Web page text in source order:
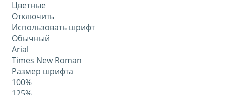
Цветные
Отключить
Использовать шрифт
Обычный
Arial
Times New Roman
Размер шрифта
100%